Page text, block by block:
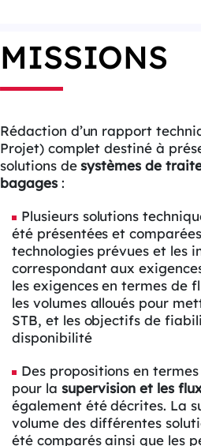
MISSIONS
Rédaction d’un rapport
Projet) complet destiné à
solutions desystèmes de
bagages:
Plusieurs solutions
été présentées et
technologies prévues et les
correspondant aux
les exigences en termes de
les volumes alloués pour
STB, et les objectifs de
disponibilité
Des propositions en
pour la supervision et les
également été décrites. La
volume des différentes
été comparés ainsi que les